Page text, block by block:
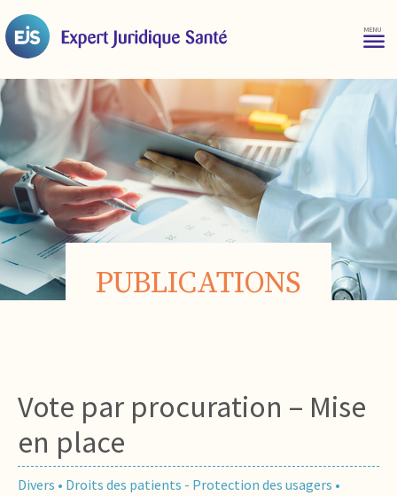
PUBLICATIONS
Vote par procuration – Mise
en place
Divers • Droits des patients - Protection des usagers •